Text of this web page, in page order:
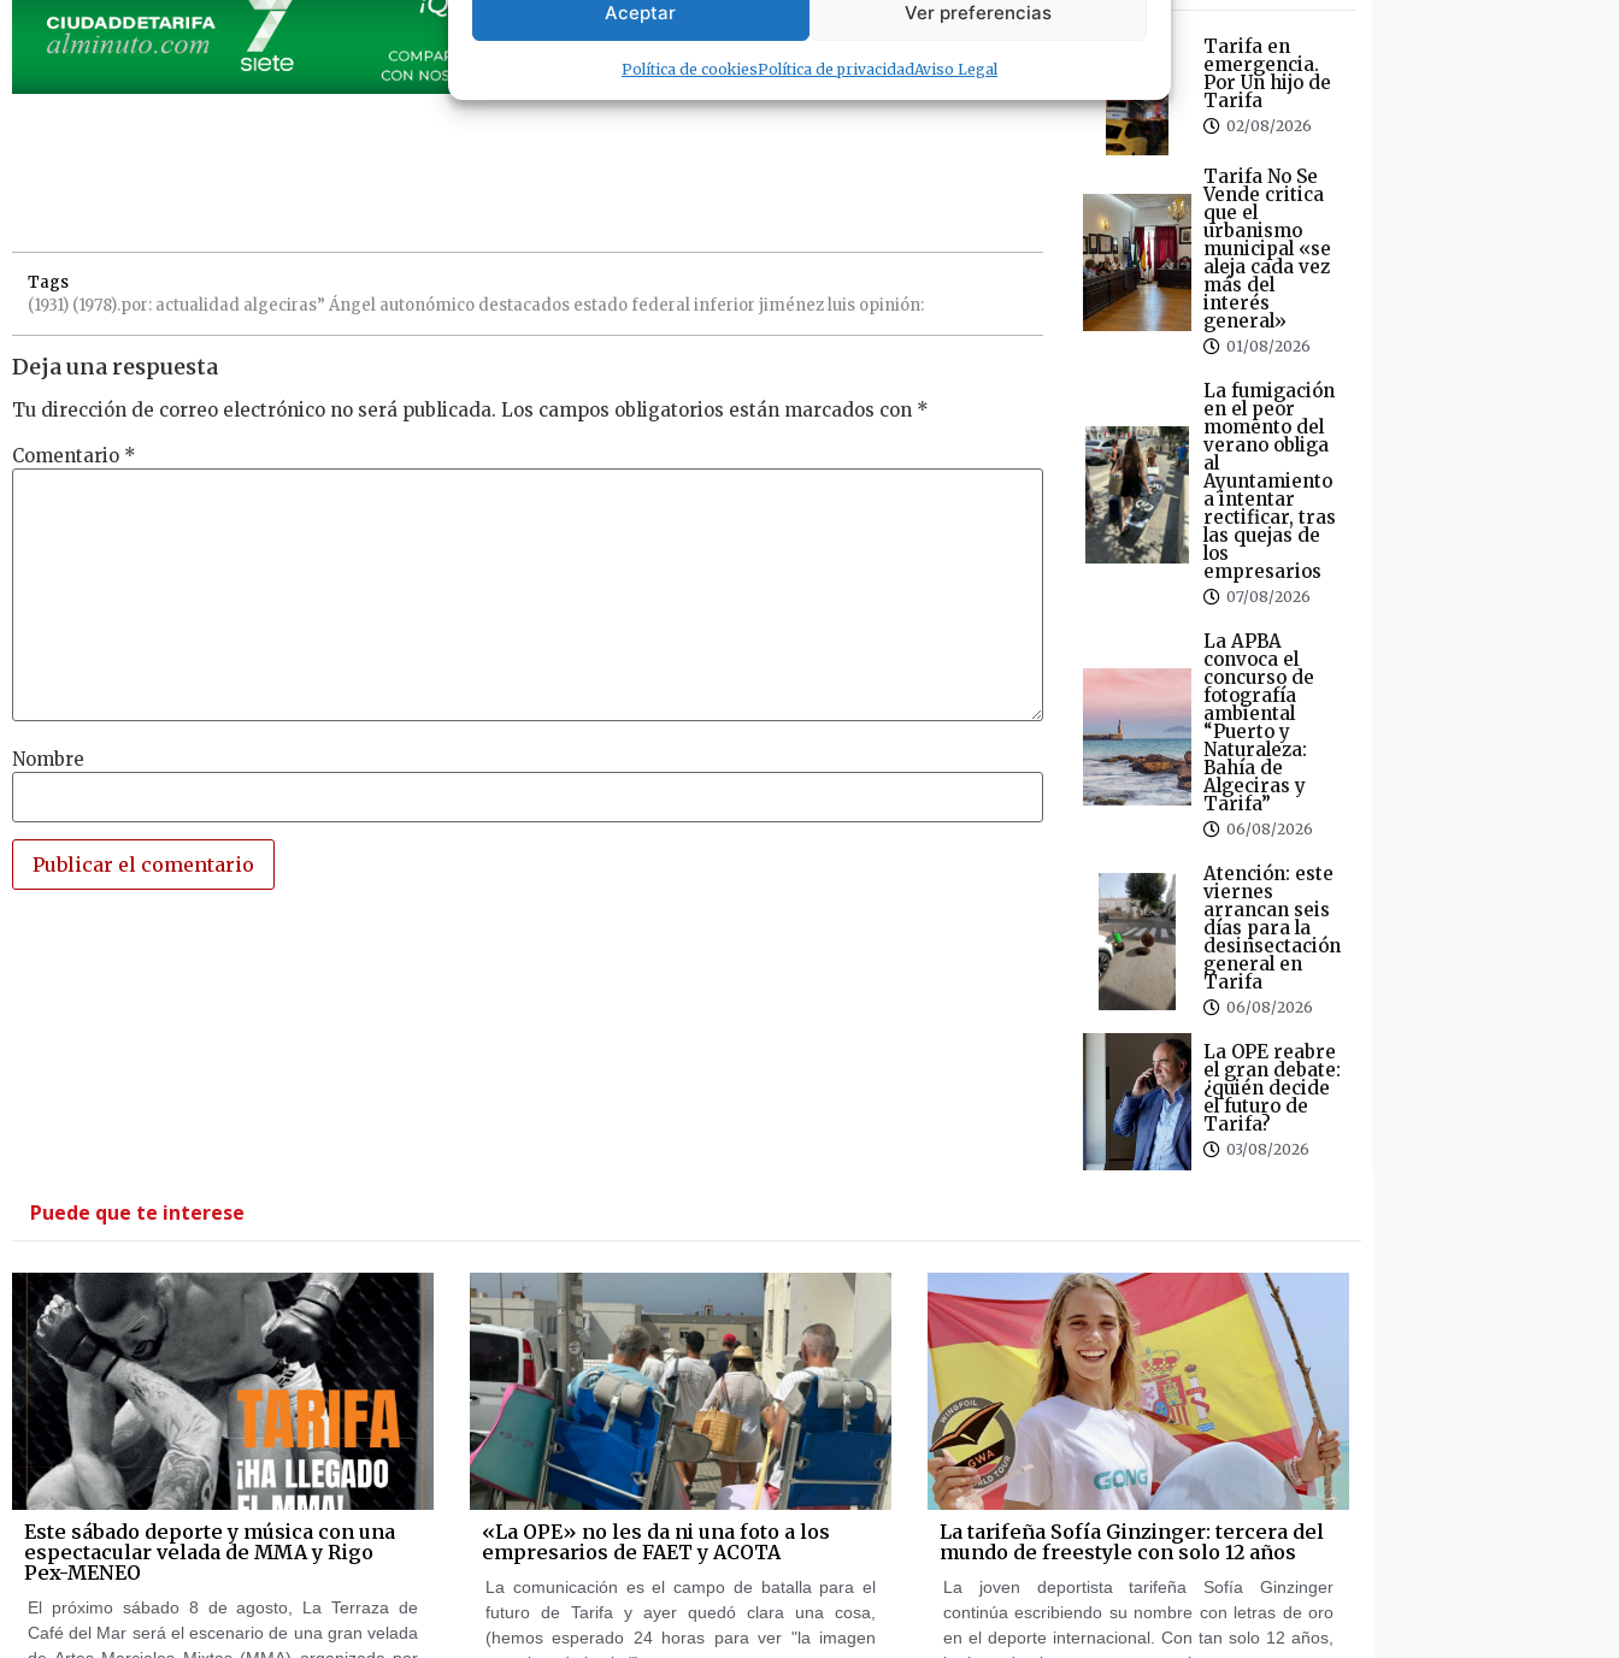
Aceptar Ver preferencias
Política de cookiesPolítica de privacidadAviso Legal
Tags
(1931) (1978).por: actualidad algeciras” Ángel autonómico destacados estado federalinferior jiménezluis opinión:
Deja una respuesta
Tu dirección de correo electrónico no será publicada. Los campos obligatorios están marcados con *
Comentario *
Nombre
Tarifa en
emergencia.
Por Un hijo de
Tarifa
02/08/2026
Tarifa No Se
Vende critica
que el
urbanismo
municipal «se
aleja cada vez
más del
interés
general»
01/08/2026
La fumigación
en el peor
momento del
verano obliga
al
Ayuntamiento
a intentar
rectificar, tras
las quejas de
los
empresarios
07/08/2026
La APBA
convoca el
concurso de
fotografía
ambiental
“Puerto y
Naturaleza:
Bahía de
Algeciras y
Tarifa”
06/08/2026
Atención: este
viernes
arrancan seis
días para la
desinsectación
general en
Tarifa
06/08/2026
La OPE reabre
el gran debate:
¿quién decide
el futuro de
Tarifa?
03/08/2026
Puede que te interese
Este sábado deporte y música con una
espectacular velada de MMA y Rigo
Pex-MENEO
El próximo sábado 8 de agosto, La Terraza de
Café del Mar será el escenario de una gran velada
«La OPE» no les da ni una foto a los
empresarios de FAET y ACOTA
La comunicación es el campo de batalla para el
futuro de Tarifa y ayer quedó clara una cosa,
(hemos esperado 24 horas para ver "la imagen
La tarifeña Sofía Ginzinger: tercera del
mundo de freestyle con solo 12 años
La joven deportista tarifeña Sofía Ginzinger
continúa escribiendo su nombre con letras de oro
en el deporte internacional. Con tan solo 12 años,